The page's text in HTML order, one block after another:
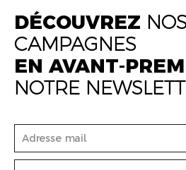
DÉCOUVREZ
CAMPAGNES
EN AVANT-
NOTRE